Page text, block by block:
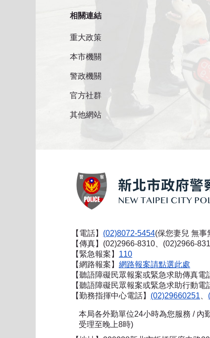
相關連結
重大政策
本市機關
警政機關
官方社群
其他網站
【電話】 (02)8072-5454(保您妻兒 無事
【傳真】(02)2966-8310、(02)2966-
【緊急報案】 110
【網路報案】 網路報案請點選此處
【聽語障礙民眾報案或緊急求助傳真電
【聽語障礙民眾報案或緊急求助行動
【勤務指揮中心電話】 (02)29660251
本局各外勤單位24小時為您服務 / 內
受理至晚上8時)